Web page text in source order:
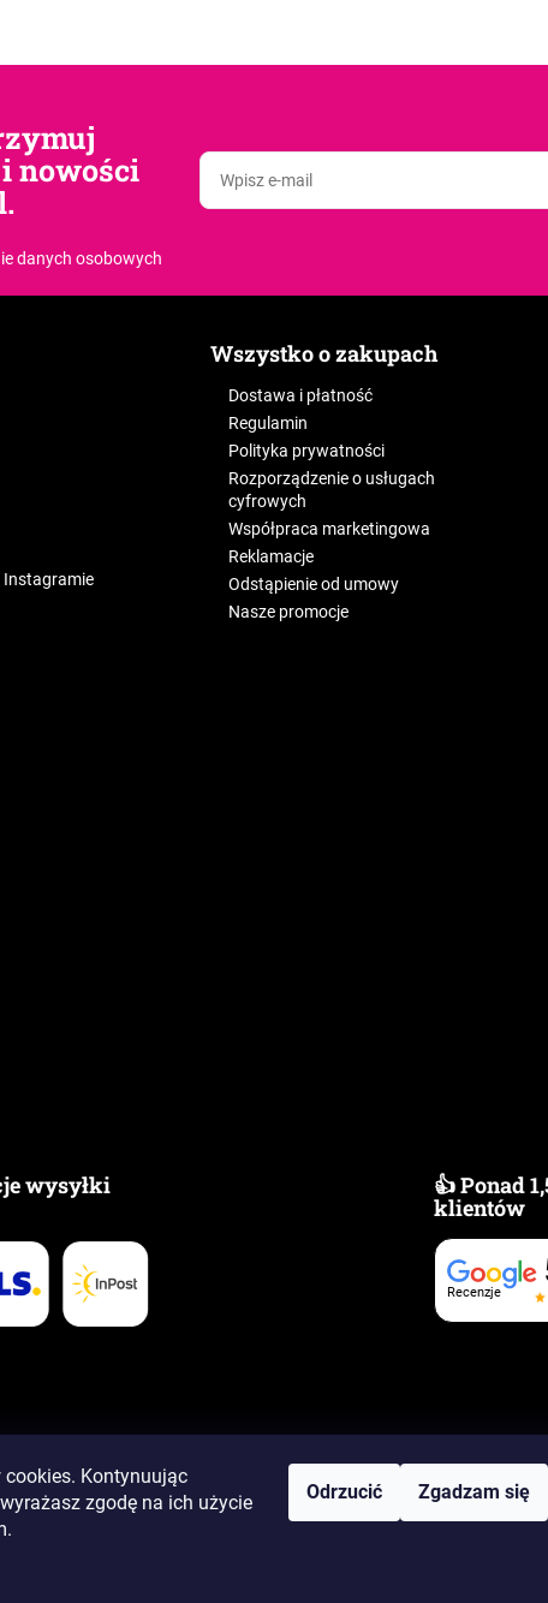
Kontynuując
zgodę na ich użycie
Odrzucić Zgadzam się
nowości
danych osobowych
Instagramie
Wszystko o zakupach
Dostawa i płatność
Regulamin
Polityka prywatności
Rozporządzenie o usługach
cyfrowych
Współpraca marketingowa
Reklamacje
Odstąpienie od umowy
Nasze promocje
wysyłki 👍 Ponad
klientów
Recenzje